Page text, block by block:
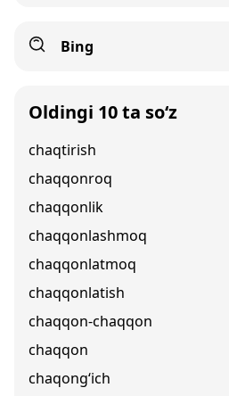
Bing
Oldingi 10 ta so‘z
chaqtirish
chaqqonroq
chaqqonlik
chaqqonlashmoq
chaqqonlatmoq
chaqqonlatish
chaqqon-chaqqon
chaqqon
chaqong‘ich